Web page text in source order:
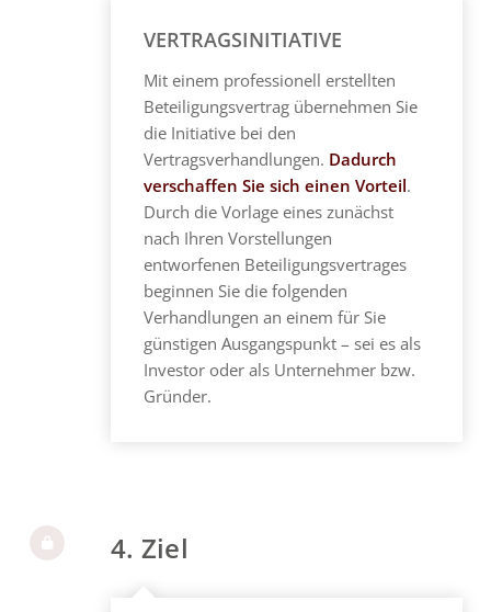
VERTRAGSINITIATIVE
Mit einem professionell erstellten
Beteiligungsvertrag übernehmen Sie
die Initiative bei den
Vertragsverhandlungen. Dadurch
verschaffen Sie sich einen Vorteil.
Durch die Vorlage eines zunächst
nach Ihren Vorstellungen
entworfenen Beteiligungsvertrages
beginnen Sie die folgenden
Verhandlungen an einem für Sie
günstigen Ausgangspunkt – sei es als
Investor oder als Unternehmer bzw.
Gründer.
4. Ziel